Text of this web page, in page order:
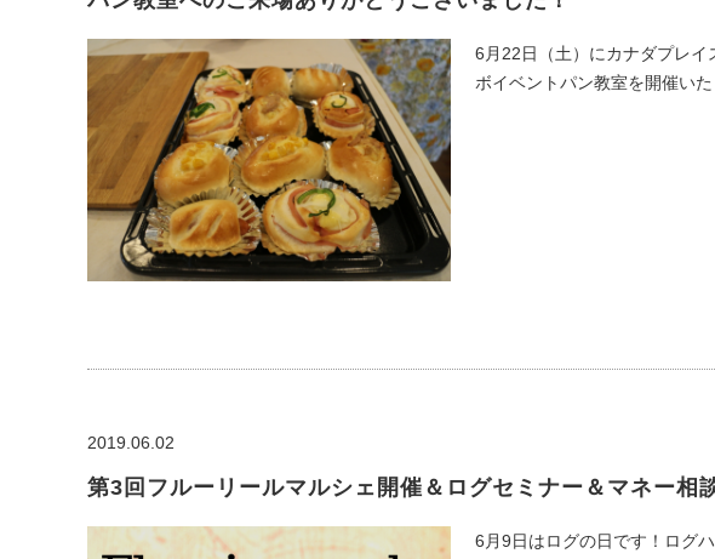
6月22日（土）にカナダプレイ
ボイベントパン教室を開催いた
2019.06.02
第3回フルーリールマルシェ開催＆ログセミナー＆マネー相
6月9日はログの日です！ログ